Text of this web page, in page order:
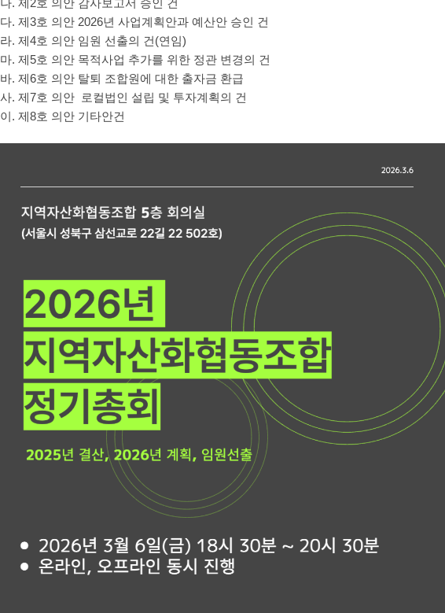
제2호 의안 감사보고서 승인 건
제3호 의안 2026년 사업계획안과 예산안 승인 건
제4호 의안 임원 선출의 건(연임)
제5호 의안 목적사업 추가를 위한 정관 변경의 건
제6호 의안 탈퇴 조합원에 대한 출자금 환급
제7호 의안 로컬법인 설립 및 투자계획의 건
제8호 의안 기타안건